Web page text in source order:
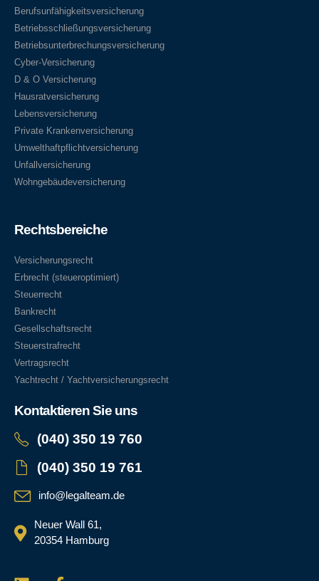
Berufsunfähigkeitsversicherung
Betriebsschließungsversicherung
Betriebsunterbrechungsversicherung
Cyber-Versicherung
D & O Versicherung
Hausratversicherung
Lebensversicherung
Private Krankenversicherung
Umwelthaftpflichtversicherung
Unfallversicherung
Wohngebäudeversicherung
Rechtsbereiche
Versicherungsrecht
Erbrecht (steueroptimiert)
Steuerrecht
Bankrecht
Gesellschaftsrecht
Steuerstrafrecht
Vertragsrecht
Yachtrecht / Yachtversicherungsrecht
Kontaktieren Sie uns
(040) 350 19 760
(040) 350 19 761
info@legalteam.de
Neuer Wall 61,
20354 Hamburg